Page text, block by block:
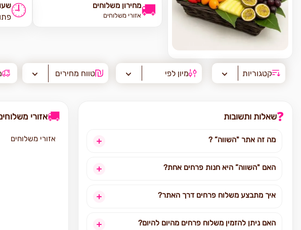
מחירון משלוחים
אזורי משלוחים🚚
🕘
קטגוריות מיון לפי טווח מחירים
❓שאלות ותשובות
מה זה אתר "השווה” ?
האם "השווה” היא חנות פרחים אחת?
איך מתבצע משלוח פרחים דרך האתר?
האם ניתן להזמין משלוח פרחים מהיום להיום?
🚚אזורי
אזורי משלוחים